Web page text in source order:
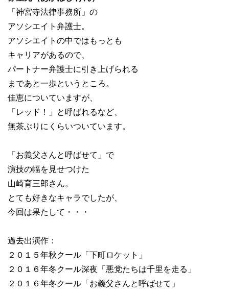
「神宮寺法律事務所」の
アソシエイト弁護士。
アソシエイトの中ではもっとも
キャリアがあるので、
パートナー弁護士に引き上げられる
まであと一歩というところ。
佳恵についていますが、
「レッド！」と呼ばれるなど、
無茶ぶりにくらいついています。
「お義父さんと呼ばせて」で
演技の幅を見せつけた
山崎育三郎さん。
とても好きなキャラでしたが、
今回は果たして・・・
過去出演作：
２０１５年秋クール「下町ロケット」
２０１６年冬クール深夜「悪党たちは千里を走る」
２０１６年冬クール「お義父さんと呼ばせて」